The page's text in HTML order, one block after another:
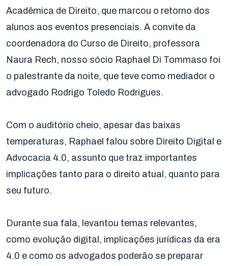
Acadêmica de Direito, que marcou o retorno dos
alunos aos eventos presenciais. A convite da
coordenadora do Curso de Direito, professora
Naura Rech, nosso sócio Raphael Di Tommaso foi
o palestrante da noite, que teve como mediador o
advogado Rodrigo Toledo Rodrigues.
Com o auditório cheio, apesar das baixas
temperaturas, Raphael falou sobre Direito Digital e
Advocacia 4.0, assunto que traz importantes
implicações tanto para o direito atual, quanto para
seu futuro.
Durante sua fala, levantou temas relevantes,
como evolução digital, implicações jurídicas da era
4.0 e como os advogados poderão se preparar